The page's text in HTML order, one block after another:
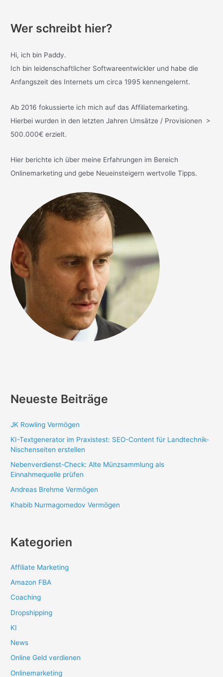
Wer schreibt hier?
Hi, ich bin Paddy.
Ich bin leidenschaftlicher Softwareentwickler und habe die
Anfangszeit des Internets um circa 1995 kennengelernt.
Ab 2016 fokussierte ich mich auf das Affiliatemarketing.
Hierbei wurden in den letzten Jahren Umsätze / Provisionen >
500.000€ erzielt.
Hier berichte ich über meine Erfahrungen im Bereich
Onlinemarketing und gebe Neueinsteigern wertvolle Tipps.
Neueste Beiträge
JK Rowling Vermögen
KI-Textgenerator im Praxistest: SEO-Content für Landtechnik-
Nischenseiten erstellen
Nebenverdienst-Check: Alte Münzsammlung als
Einnahmequelle prüfen
Andreas Brehme Vermögen
Khabib Nurmagomedov Vermögen
Kategorien
Affiliate Marketing
Amazon FBA
Coaching
Dropshipping
KI
News
Online Geld verdienen
Onlinemarketing